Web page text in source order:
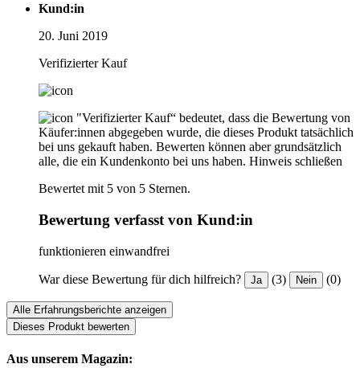
Kund:in
20. Juni 2019
Verifizierter Kauf
"Verifizierter Kauf“ bedeutet, dass die Bewertung von
Käufer:innen abgegeben wurde, die dieses Produkt tatsächlich
bei uns gekauft haben. Bewerten können aber grundsätzlich
alle, die ein Kundenkonto bei uns haben. Hinweis schließen
Bewertet mit 5 von 5 Sternen.
Bewertung verfasst von Kund:in
funktionieren einwandfrei
War diese Bewertung für dich hilfreich? Ja (3) Nein (0)
Alle Erfahrungsberichte anzeigen
Dieses Produkt bewerten
Aus unserem Magazin: